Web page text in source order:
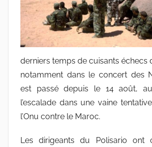
derniers temps de cuisants échecs
notamment dans le concert des
est passé depuis le 14 août,
l’escalade dans une vaine
l’Onu contre le Maroc.
Les dirigeants du Polisario ont